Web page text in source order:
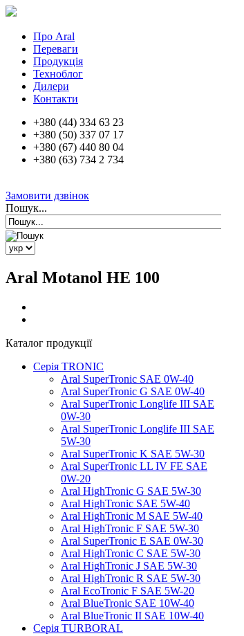
Про Aral
Переваги
Продукція
Техноблог
Дилери
Контакти
+380 (44) 334 63 23
+380 (50) 337 07 17
+380 (67) 440 80 04
+380 (63) 734 2 734
Замовити дзвінок
Пошук...
Aral Motanol HE 100
Каталог продукції
Серія TRONIC
Aral SuperTronic SAE 0W-40
Aral SuperTronic G SAE 0W-40
Aral SuperTronic Longlife III SAE
0W-30
Aral SuperTronic Longlife III SAE
5W-30
Aral SuperTronic K SAE 5W-30
Aral SuperTronic LL IV FE SAE
0W-20
Aral HighTronic G SAE 5W-30
Aral HighTronic SAE 5W-40
Aral HighTronic M SAE 5W-40
Aral HighTronic F SAE 5W-30
Aral SuperTronic E SAE 0W-30
Aral HighTronic C SAE 5W-30
Aral HighTronic J SAE 5W-30
Aral HighTronic R SAE 5W-30
Aral EcoTronic F SAE 5W-20
Aral BlueTronic SAE 10W-40
Aral BlueTronic II SAE 10W-40
Серія TURBORAL